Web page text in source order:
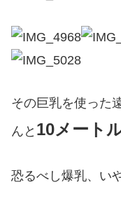
その巨乳を使った
んと 10メート
恐るべし爆乳、い